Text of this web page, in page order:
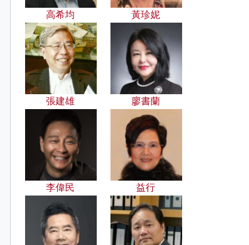
高希均 黃珍妮
張建雄 廖書蘭
李偉民 益行